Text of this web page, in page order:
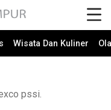
Wisata Dan Kuliner
pssi.